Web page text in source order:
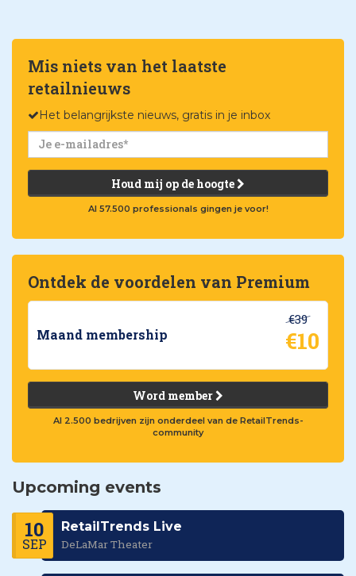
Mis niets van het laatste
retailnieuws
Het belangrijkste nieuws, gratis in je inbox
Houd mij op de hoogte
Al 57.500 professionals gingen je voor!
Ontdek de voordelen van Premium
Maand membership
€39
€10
Word member
Al 2.500 bedrijven zijn onderdeel van de RetailTrends-
community
Upcoming events
10
SEP
RetailTrends Live
DeLaMar Theater